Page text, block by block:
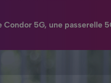
Condor 5G, une passerelle